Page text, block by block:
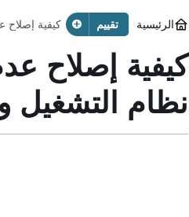
الرئيسية تقييم كيفية إصلاح
كيفية إصلاح
نظام التشغيل